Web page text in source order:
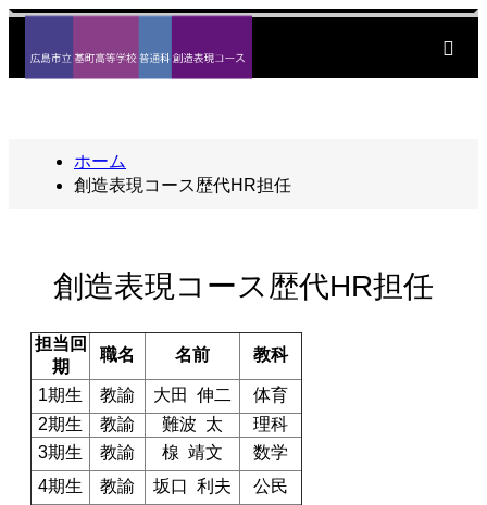
ホーム
創造表現コース歴代HR担任
創造表現コース歴代HR担任
担当回
期
職名 名前 教科
1期生 教諭 大田 伸二
体育
2期生
教諭 難波 太
理科
3期生
教諭 楾 靖文
数学
4期生
教諭 坂口 利夫 公民